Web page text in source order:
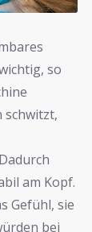
so
schwitzt,
am Kopf.
Gefühl, sie
bei